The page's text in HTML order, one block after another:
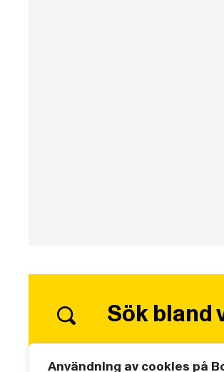
Användning av cookies på
Sök bland